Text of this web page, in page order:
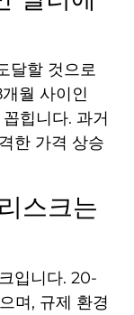
달할 것으로
월 사이인
힙니다. 과거
한 가격 상승
스크는
입니다. 20-
며, 규제 환경